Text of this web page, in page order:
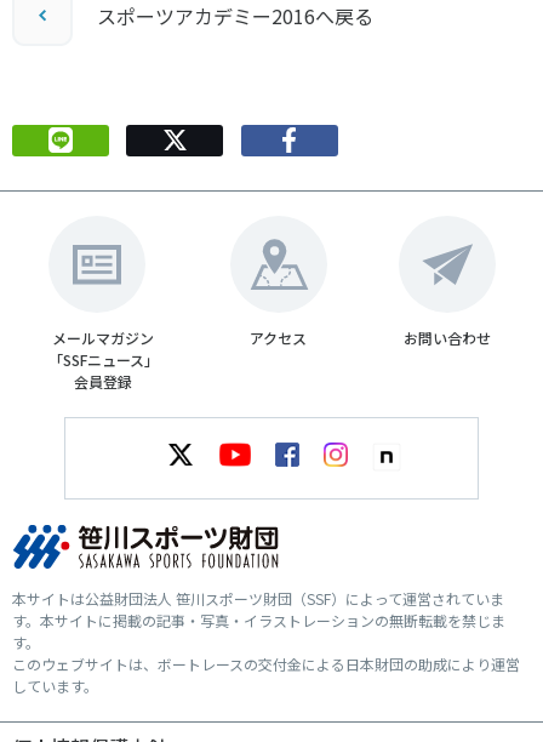
スポーツアカデミー2016へ戻る
メールマガジン
「SSFニュース」
会員登録
アクセス お問い合わせ
本サイトは公益財団法人 笹川スポーツ財団（SSF）によって運営されていま
す。本サイトに掲載の記事・写真・イラストレーションの無断転載を禁じま
す。
このウェブサイトは、ボートレースの交付金による日本財団の助成により運営
しています。